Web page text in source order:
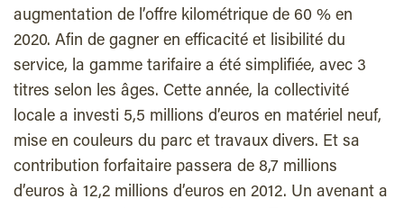
augmentation de l’offre kilométrique de 60 % en
2020. Afin de gagner en efficacité et lisibilité du
service, la gamme tarifaire a été simplifiée, avec 3
titres selon les âges. Cette année, la collectivité
locale a investi 5,5 millions d’euros en matériel neuf,
mise en couleurs du parc et travaux divers. Et sa
contribution forfaitaire passera de 8,7 millions
d’euros à 12,2 millions d’euros en 2012. Un avenant a